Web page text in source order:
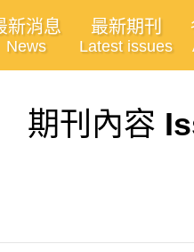
新消息
News
最新期刊
Latest issues
期刊內容